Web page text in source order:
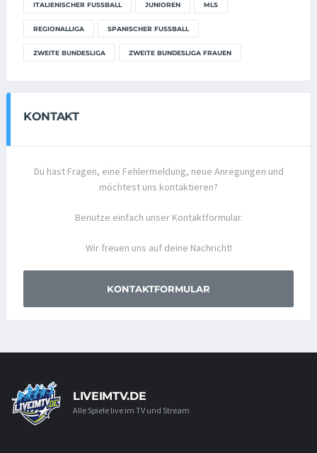
ITALIENISCHER FUSSBALL JUNIOREN MLS
REGIONALLIGA SPANISCHER FUSSBALL
ZWEITE BUNDESLIGA ZWEITE BUNDESLIGA FRAUEN
KONTAKT
Du hast Fragen, eine Fehlermeldung, neue Anregungen und
möchtest uns kontaktieren?
Benutze einfach unser Kontaktformular.
Wir freuen uns auf deine Nachricht!
KONTAKTFORMULAR
LIVEIMTV.DE
Alle Spiele live im TV und Stream